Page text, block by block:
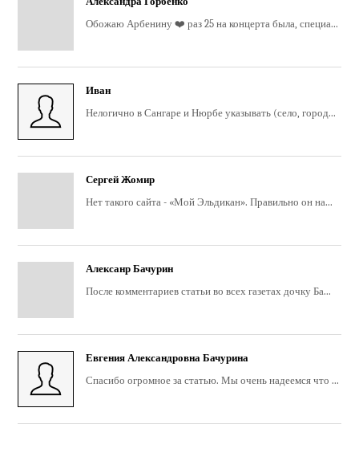
Обожаю Арбенину ❤️ раз 25 на концерта была, специа...
Иван
Нелогично в Сангаре и Нюрбе указывать (село, город...
Сергей Жомир
Нет такого сайта - «Мой Эльдикан». Правильно он на...
Алексанр Бачурин
После комментариев статьи во всех газетах дочку Ба...
Евгения Александровна Бачурина
Спасибо огромное за статью. Мы очень надеемся что ...